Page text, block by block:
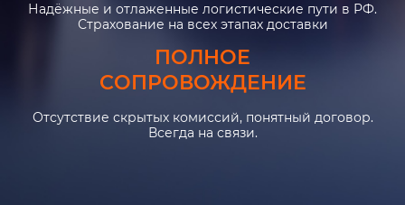
Надёжные и отлаженные логистические пути в РФ.
Страхование на всех этапах доставки
ПОЛНОЕ
СОПРОВОЖДЕНИЕ
Отсутствие скрытых комиссий, понятный договор.
Всегда на связи.